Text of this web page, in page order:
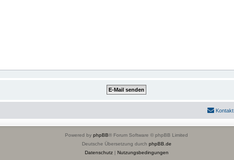
Kontakt
Powered by phpBB® Forum Software © phpBB Limited
Deutsche Übersetzung durch phpBB.de
Datenschutz| Nutzungsbedingungen